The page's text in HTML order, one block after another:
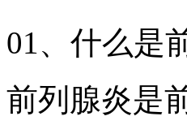
01、什么是
前列腺炎是